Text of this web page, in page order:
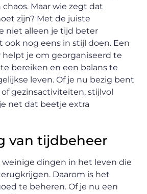
Maar wie zegt dat
zijn? Met de juiste
niet alleen je tijd beter
ook nog eens in stijl doen. Een
je om georganiseerd te
bereiken en een balans te
leven. Of je nu bezig bent
gezinsactiviteiten, stijlvol
net dat beetje extra
van tijdbeheer
weinige dingen in het leven die
Daarom is het
te beheren. Of je nu een